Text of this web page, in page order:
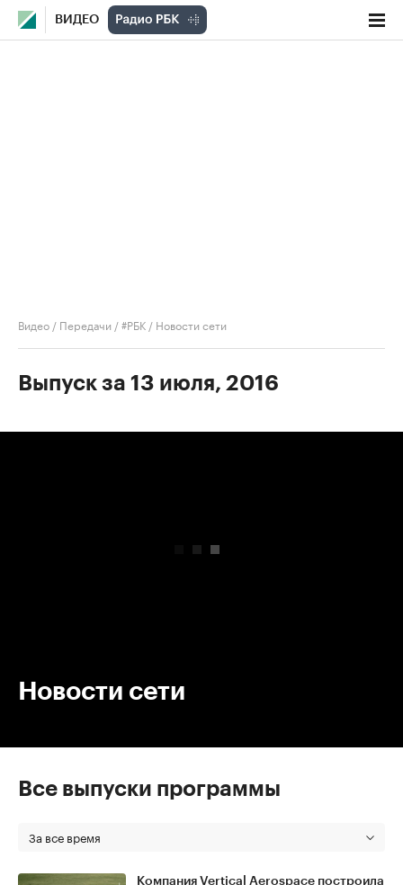
ВИДЕО
Видео / Передачи /#РБК / Новости сети
Выпуск за 13 июля, 2016
Новости сети
Все выпуски программы
За все время
Компания Vertical Aerospace построила